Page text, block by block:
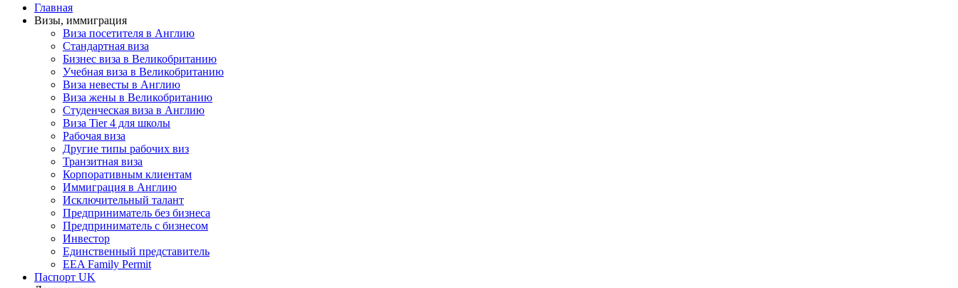
Главная
Визы, иммиграция
Виза посетителя в Англию
Стандартная виза
Бизнес виза в Великобританию
Учебная виза в Великобританию
Виза невесты в Англию
Виза жены в Великобританию
Студенческая виза в Англию
Виза Tier 4 для школы
Рабочая виза
Другие типы рабочих виз
Транзитная виза
Корпоративным клиентам
Иммиграция в Англию
Исключительный талант
Предприниматель без бизнеса
Предприниматель с бизнесом
Инвестор
Единственный представитель
EEA Family Permit
Паспорт UK